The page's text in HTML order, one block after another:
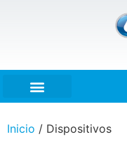
Inicio / Dispositivos